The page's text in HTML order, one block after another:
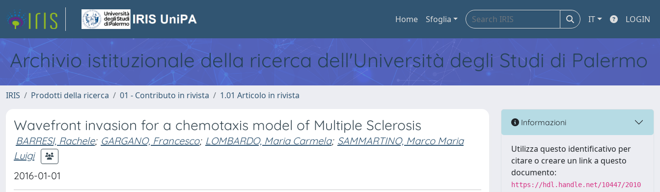
Home Sfoglia IT LOGIN
Archivio istituzionale della ricerca dell'Università degli Studi di Palermo
IRIS Prodotti della ricerca 01 - Contributo in rivista 1.01 Articolo in rivista
Wavefront invasion for a chemotaxis model of Multiple Sclerosis
BARRESI, Rachele; GARGANO, Francesco; LOMBARDO, Maria Carmela; SAMMARTINO, Marco Maria
Luigi
2016-01-01
Informazioni
Utilizza questo identificativo per
citare o creare un link a questo
documento:
https://hdl.handle.net/10447/2010